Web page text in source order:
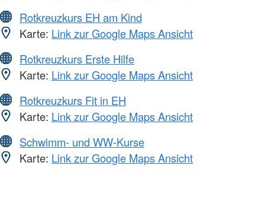
Rotkreuzkurs EH am Kind
Karte: Link zur Google Maps Ansicht
Rotkreuzkurs Erste Hilfe
Karte: Link zur Google Maps Ansicht
Rotkreuzkurs Fit in EH
Karte: Link zur Google Maps Ansicht
Schwimm- und WW-Kurse
Karte: Link zur Google Maps Ansicht